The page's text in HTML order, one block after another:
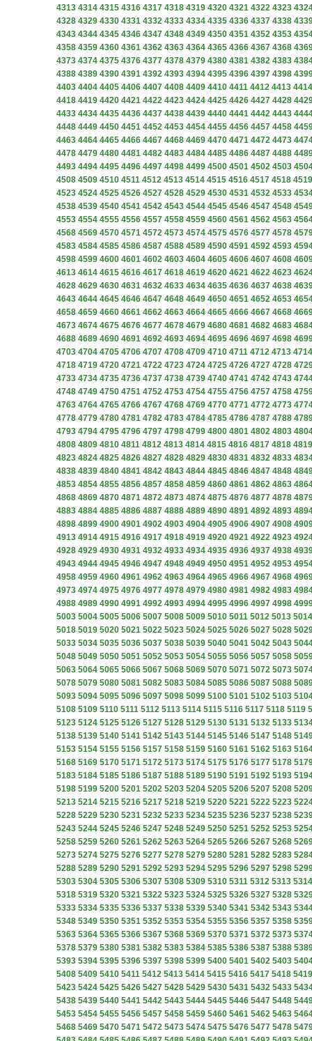
4313 4314 4315 4316 4317 4318 4319 4320 4321 4322 4323
4328 4329 4330 4331 4332 4333 4334 4335 4336 4337 4338
4343 4344 4345 4346 4347 4348 4349 4350 4351 4352 4353
4358 4359 4360 4361 4362 4363 4364 4365 4366 4367 4368
4373 4374 4375 4376 4377 4378 4379 4380 4381 4382 4383
4388 4389 4390 4391 4392 4393 4394 4395 4396 4397 4398
4403 4404 4405 4406 4407 4408 4409 4410 4411 4412 4413 4414
4418 4419 4420 4421 4422 4423 4424 4425 4426 4427 4428
4433 4434 4435 4436 4437 4438 4439 4440 4441 4442 4443
4448 4449 4450 4451 4452 4453 4454 4455 4456 4457 4458
4463 4464 4465 4466 4467 4468 4469 4470 4471 4472 4473
4478 4479 4480 4481 4482 4483 4484 4485 4486 4487 4488
4493 4494 4495 4496 4497 4498 4499 4500 4501 4502 4503
4508 4509 4510 4511 4512 4513 4514 4515 4516 4517 4518 4519
4523 4524 4525 4526 4527 4528 4529 4530 4531 4532 4533
4538 4539 4540 4541 4542 4543 4544 4545 4546 4547 4548
4553 4554 4555 4556 4557 4558 4559 4560 4561 4562 4563
4568 4569 4570 4571 4572 4573 4574 4575 4576 4577 4578
4583 4584 4585 4586 4587 4588 4589 4590 4591 4592 4593
4598 4599 4600 4601 4602 4603 4604 4605 4606 4607 4608
4613 4614 4615 4616 4617 4618 4619 4620 4621 4622 4623
4628 4629 4630 4631 4632 4633 4634 4635 4636 4637 4638
4643 4644 4645 4646 4647 4648 4649 4650 4651 4652 4653
4658 4659 4660 4661 4662 4663 4664 4665 4666 4667 4668
4673 4674 4675 4676 4677 4678 4679 4680 4681 4682 4683
4688 4689 4690 4691 4692 4693 4694 4695 4696 4697 4698
4703 4704 4705 4706 4707 4708 4709 4710 4711 4712 4713 4714
4718 4719 4720 4721 4722 4723 4724 4725 4726 4727 4728
4733 4734 4735 4736 4737 4738 4739 4740 4741 4742 4743
4748 4749 4750 4751 4752 4753 4754 4755 4756 4757 4758
4763 4764 4765 4766 4767 4768 4769 4770 4771 4772 4773
4778 4779 4780 4781 4782 4783 4784 4785 4786 4787 4788
4793 4794 4795 4796 4797 4798 4799 4800 4801 4802 4803
4808 4809 4810 4811 4812 4813 4814 4815 4816 4817 4818 4819
4823 4824 4825 4826 4827 4828 4829 4830 4831 4832 4833
4838 4839 4840 4841 4842 4843 4844 4845 4846 4847 4848
4853 4854 4855 4856 4857 4858 4859 4860 4861 4862 4863
4868 4869 4870 4871 4872 4873 4874 4875 4876 4877 4878
4883 4884 4885 4886 4887 4888 4889 4890 4891 4892 4893
4898 4899 4900 4901 4902 4903 4904 4905 4906 4907 4908
4913 4914 4915 4916 4917 4918 4919 4920 4921 4922 4923
4928 4929 4930 4931 4932 4933 4934 4935 4936 4937 4938
4943 4944 4945 4946 4947 4948 4949 4950 4951 4952 4953
4958 4959 4960 4961 4962 4963 4964 4965 4966 4967 4968
4973 4974 4975 4976 4977 4978 4979 4980 4981 4982 4983
4988 4989 4990 4991 4992 4993 4994 4995 4996 4997 4998
5003 5004 5005 5006 5007 5008 5009 5010 5011 5012 5013 5014
5018 5019 5020 5021 5022 5023 5024 5025 5026 5027 5028
5033 5034 5035 5036 5037 5038 5039 5040 5041 5042 5043
5048 5049 5050 5051 5052 5053 5054 5055 5056 5057 5058
5063 5064 5065 5066 5067 5068 5069 5070 5071 5072 5073
5078 5079 5080 5081 5082 5083 5084 5085 5086 5087 5088
5093 5094 5095 5096 5097 5098 5099 5100 5101 5102 5103
5108 5109 5110 5111 5112 5113 5114 5115 5116 5117 5118 5119
5123 5124 5125 5126 5127 5128 5129 5130 5131 5132 5133
5138 5139 5140 5141 5142 5143 5144 5145 5146 5147 5148
5153 5154 5155 5156 5157 5158 5159 5160 5161 5162 5163
5168 5169 5170 5171 5172 5173 5174 5175 5176 5177 5178
5183 5184 5185 5186 5187 5188 5189 5190 5191 5192 5193
5198 5199 5200 5201 5202 5203 5204 5205 5206 5207 5208
5213 5214 5215 5216 5217 5218 5219 5220 5221 5222 5223
5228 5229 5230 5231 5232 5233 5234 5235 5236 5237 5238
5243 5244 5245 5246 5247 5248 5249 5250 5251 5252 5253
5258 5259 5260 5261 5262 5263 5264 5265 5266 5267 5268
5273 5274 5275 5276 5277 5278 5279 5280 5281 5282 5283
5288 5289 5290 5291 5292 5293 5294 5295 5296 5297 5298
5303 5304 5305 5306 5307 5308 5309 5310 5311 5312 5313 5314
5318 5319 5320 5321 5322 5323 5324 5325 5326 5327 5328
5333 5334 5335 5336 5337 5338 5339 5340 5341 5342 5343
5348 5349 5350 5351 5352 5353 5354 5355 5356 5357 5358
5363 5364 5365 5366 5367 5368 5369 5370 5371 5372 5373
5378 5379 5380 5381 5382 5383 5384 5385 5386 5387 5388
5393 5394 5395 5396 5397 5398 5399 5400 5401 5402 5403
5408 5409 5410 5411 5412 5413 5414 5415 5416 5417 5418 5419
5423 5424 5425 5426 5427 5428 5429 5430 5431 5432 5433
5438 5439 5440 5441 5442 5443 5444 5445 5446 5447 5448
5453 5454 5455 5456 5457 5458 5459 5460 5461 5462 5463
5468 5469 5470 5471 5472 5473 5474 5475 5476 5477 5478